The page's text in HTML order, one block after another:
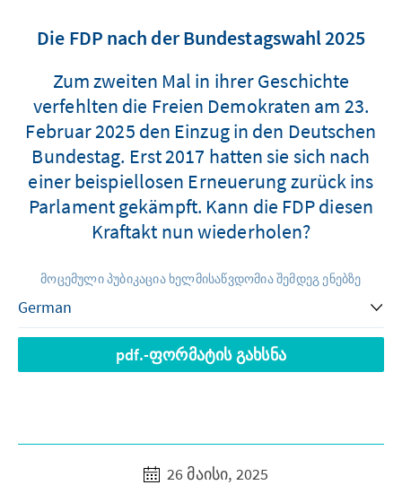
Die FDP nach der Bundestagswahl 2025
Zum zweiten Mal in ihrer Geschichte
verfehlten die Freien Demokraten am 23.
Februar 2025 den Einzug in den Deutschen
Bundestag. Erst 2017 hatten sie sich nach
einer beispiellosen Erneuerung zurück ins
Parlament gekämpft. Kann die FDP diesen
Kraftakt nun wiederholen?
მოცემული პუბიკაცია ხელმისაწვდომია შემდეგ ენებზე
pdf.-ფორმატის გახსნა
26 მაისი, 2025